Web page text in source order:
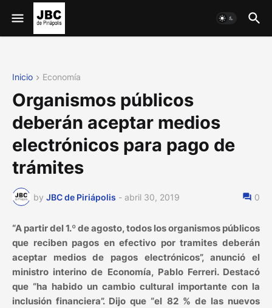
Inicio Economía
Organismos públicos
deberán aceptar medios
electrónicos para pago de
trámites
by JBC de Piriápolis - abril 30, 2019 0
“A partir del 1.º de agosto, todos los organismos públicos
que reciben pagos en efectivo por tramites deberán
aceptar medios de pagos electrónicos”, anunció el
ministro interino de Economía, Pablo Ferreri. Destacó
que “ha habido un cambio cultural importante con la
inclusión financiera”. Dijo que “el 82 % de las nuevos